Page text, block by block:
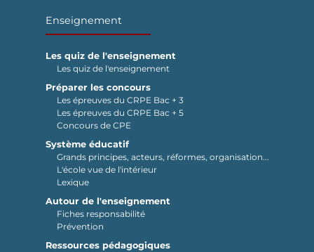
Enseignement
Les quiz de l'enseignement
Les quiz de l'enseignement
Préparer les concours
Les épreuves du CRPE Bac + 3
Les épreuves du CRPE Bac + 5
Concours de CPE
Système éducatif
Grands principes, acteurs, réformes, organisation...
L'école vue de l'intérieur
Lexique
Autour de l'enseignement
Fiches responsabilité
Prévention
Ressources pédagogiques